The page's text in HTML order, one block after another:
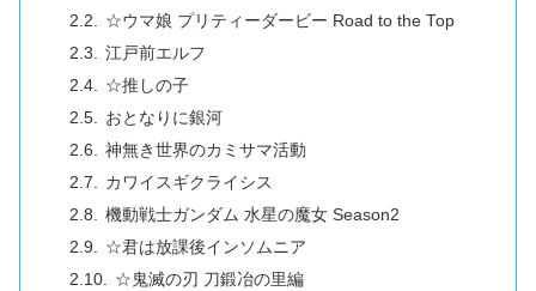
☆ウマ娘 プリティーダービー Road to the Top
江戸前エルフ
☆推しの子
おとなりに銀河
神無き世界のカミサマ活動
カワイスギクライシス
機動戦士ガンダム 水星の魔女 Season2
☆君は放課後インソムニア
☆鬼滅の刃 刀鍛冶の里編